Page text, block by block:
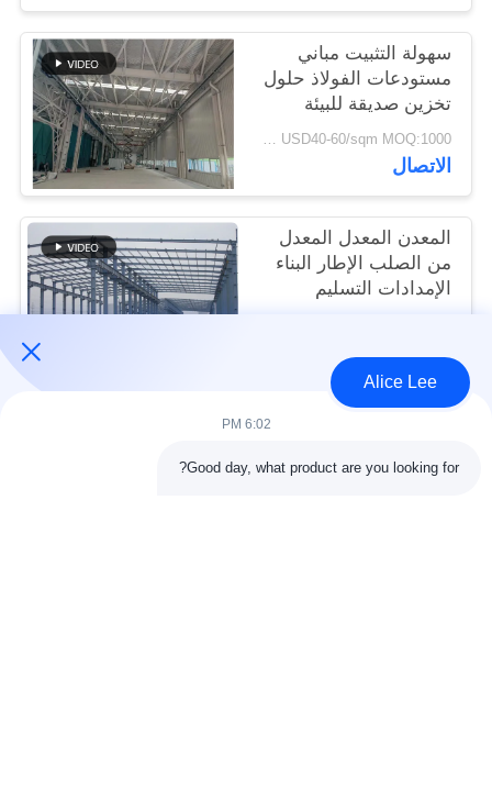
سياسة
الخصوصية
سهولة التثبيت مباني
مستودعات الفولاذ حلول
تخزين صديقة للبيئة
USD40-60/sqm MOQ:1000 متر مربع
الاتصال
المعدن المعدل المعدل
من الصلب الإطار البناء
الإمدادات التسليم
Alice Lee
6:02 PM
Good day, what product are you looking for?